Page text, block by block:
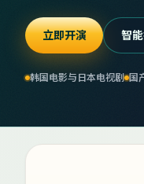
立即开演 智
韩国电影与日本电视剧 国